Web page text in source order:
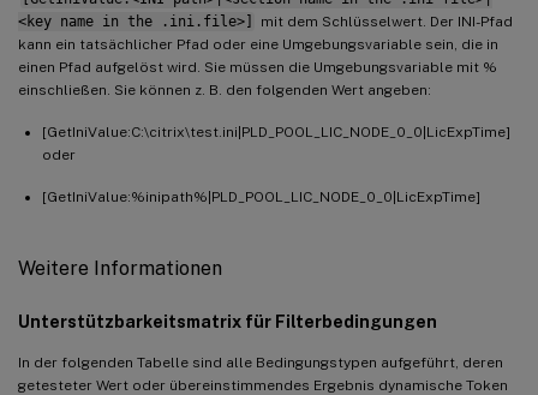
<key name in the .ini.file>]
mit dem Schlüsselwert. Der INI-Pfad
kann ein tatsächlicher Pfad oder eine Umgebungsvariable sein, die in
einen Pfad aufgelöst wird. Sie müssen die Umgebungsvariable mit %
einschließen. Sie können z. B. den folgenden Wert angeben:
[GetIniValue:C:\citrix\test.ini|PLD_POOL_LIC_NODE_0_0|LicExpTime]
oder
[GetIniValue:%inipath%|PLD_POOL_LIC_NODE_0_0|LicExpTime]
Weitere Informationen
Unterstützbarkeitsmatrix für Filterbedingungen
In der folgenden Tabelle sind alle Bedingungstypen aufgeführt, deren
getesteter Wert oder übereinstimmendes Ergebnis dynamische Token